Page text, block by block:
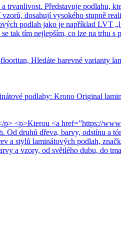
Představuje podlahu,
dosahují vysokého stupně
podlah jako je například LVT
tak tím nejlepším, co lze na trhu s
Hledáte barevné varianty
podlahy: Krono Original
<p>Kterou <a href=”https://
druhů dřeva, barvy, odstínu a
a stylů laminátových podlah,
a vzory, od světlého dubu, do